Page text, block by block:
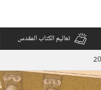
تعاليم الكتاب المقدس